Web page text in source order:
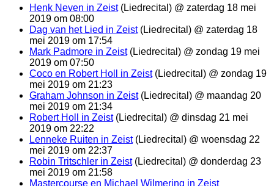
Henk Neven in Zeist(Liedrecital) @ zaterdag 18 mei
2019 om 08:00
Dag van het Lied in Zeist(Liedrecital) @ zaterdag 18
mei 2019 om 17:54
Mark Padmore in Zeist(Liedrecital) @ zondag 19 mei
2019 om 07:50
Coco en Robert Holl in Zeist(Liedrecital) @ zondag 19
mei 2019 om 21:23
Graham Johnson in Zeist(Liedrecital) @ maandag 20
mei 2019 om 21:34
Robert Holl in Zeist(Liedrecital) @ dinsdag 21 mei
2019 om 22:22
Lenneke Ruiten in Zeist(Liedrecital) @ woensdag 22
mei 2019 om 22:37
Robin Tritschler in Zeist(Liedrecital) @ donderdag 23
mei 2019 om 21:58
Mastercourse en Michael Wilmering in Zeist